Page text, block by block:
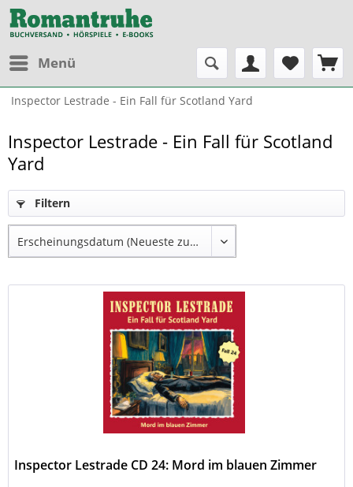
Menü
Inspector Lestrade - Ein Fall für Scotland Yard
Inspector Lestrade - Ein Fall für Scotland
Yard
Filtern
Inspector Lestrade CD 24: Mord im blauen Zimmer